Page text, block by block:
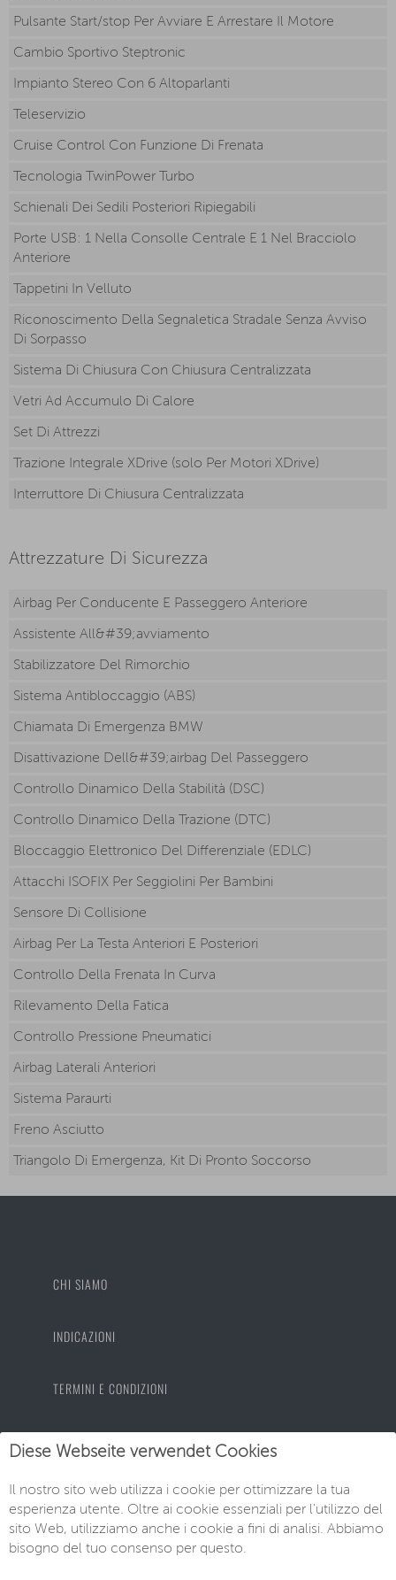
Pulsante Start/stop Per Avviare E Arrestare Il Motore
Cambio Sportivo Steptronic
Impianto Stereo Con 6 Altoparlanti
Teleservizio
Cruise Control Con Funzione Di Frenata
Tecnologia TwinPower Turbo
Schienali Dei Sedili Posteriori Ripiegabili
Porte USB: 1 Nella Consolle Centrale E 1 Nel Bracciolo
Anteriore
Tappetini In Velluto
Riconoscimento Della Segnaletica Stradale Senza Avviso
Di Sorpasso
Sistema Di Chiusura Con Chiusura Centralizzata
Vetri Ad Accumulo Di Calore
Set Di Attrezzi
Trazione Integrale XDrive (solo Per Motori XDrive)
Interruttore Di Chiusura Centralizzata
Attrezzature Di Sicurezza
Airbag Per Conducente E Passeggero Anteriore
Assistente All&#39;avviamento
Stabilizzatore Del Rimorchio
Sistema Antibloccaggio (ABS)
Chiamata Di Emergenza BMW
Disattivazione Dell&#39;airbag Del Passeggero
Controllo Dinamico Della Stabilità (DSC)
Controllo Dinamico Della Trazione (DTC)
Bloccaggio Elettronico Del Differenziale (EDLC)
Attacchi ISOFIX Per Seggiolini Per Bambini
Sensore Di Collisione
Airbag Per La Testa Anteriori E Posteriori
Controllo Della Frenata In Curva
Rilevamento Della Fatica
Controllo Pressione Pneumatici
Airbag Laterali Anteriori
Sistema Paraurti
Freno Asciutto
Triangolo Di Emergenza, Kit Di Pronto Soccorso
CHI SIAMO
INDICAZIONI
TERMINI E CONDIZIONI
PROTEZIONE DEI DATI
IMPRONTA
Diese Webseite verwendet Cookies
Il nostro sito web utilizza i cookie per ottimizzare la tua
esperienza utente. Oltre ai cookie essenziali per l'utilizzo del
sito Web, utilizziamo anche i cookie a fini di analisi. Abbiamo
bisogno del tuo consenso per questo.